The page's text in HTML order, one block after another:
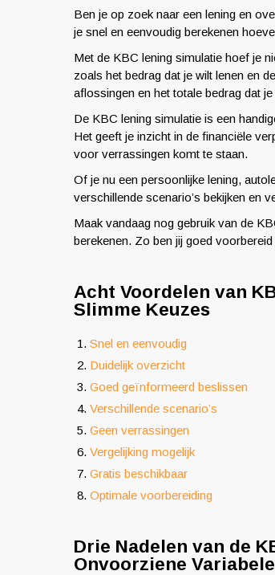
Ben je op zoek naar een lening en
je snel en eenvoudig berekenen
Met de KBC lening simulatie hoef je
zoals het bedrag dat je wilt lenen en
aflossingen en het totale bedrag dat
De KBC lening simulatie is een
Het geeft je inzicht in de financiële
voor verrassingen komt te staan.
Of je nu een persoonlijke lening,
verschillende scenario’s bekijken en
Maak vandaag nog gebruik van de
berekenen. Zo ben jij goed
Acht Voordelen van
Slimme Keuzes
Snel en eenvoudig
Duidelijk overzicht
Goed geïnformeerd beslissen
Verschillende scenario’s
Geen verrassingen
Vergelijking mogelijk
Gratis beschikbaar
Optimale voorbereiding
Drie Nadelen van de
Onvoorziene